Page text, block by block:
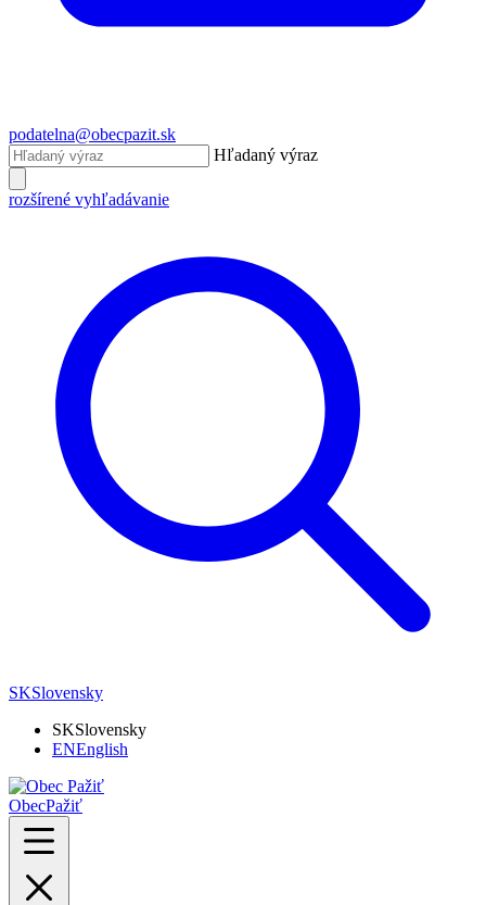
podatelna@obecpazit.sk
Hľadaný výraz
rozšírené vyhľadávanie
SKSlovensky
SKSlovensky
ENEnglish
ObecPažiť